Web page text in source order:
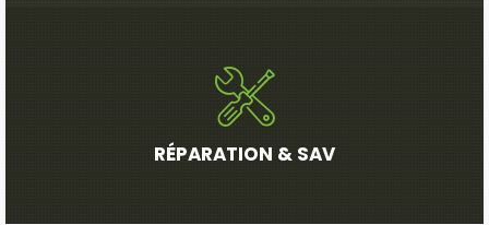
RÉPARATION & SAV